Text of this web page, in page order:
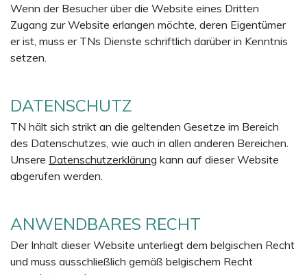
Wenn der Besucher über die Website eines Dritten
Zugang zur Website erlangen möchte, deren Eigentümer
er ist, muss er TNs Dienste schriftlich darüber in Kenntnis
setzen.
DATENSCHUTZ
TN hält sich strikt an die geltenden Gesetze im Bereich
des Datenschutzes, wie auch in allen anderen Bereichen.
Unsere Datenschutzerklärung kann auf dieser Website
abgerufen werden.
ANWENDBARES RECHT
Der Inhalt dieser Website unterliegt dem belgischen Recht
und muss ausschließlich gemäß belgischem Recht